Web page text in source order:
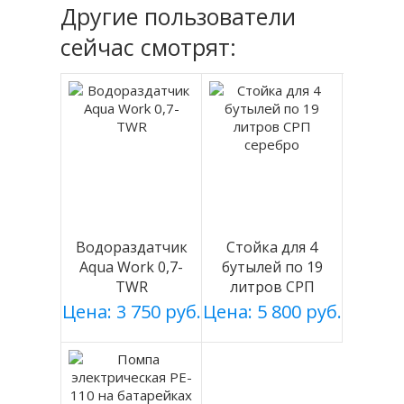
Другие пользователи
сейчас смотрят:
Водораздатчик
Aqua Work 0,7-
TWR
Цена: 3 750 руб.
Стойка для 4
бутылей по 19
литров СРП
серебро
Цена: 5 800 руб.